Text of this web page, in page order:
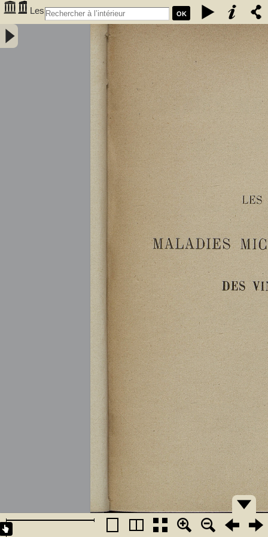
OK
Les
maladies microbiennes des vins : fermentation alcoolique, maladies
microbiennes, casse des vins, hygiène du vin, traitements des vins
malades / par A. Bouffard,... - Bouffard, A. (18XX-.... ; œnologue).